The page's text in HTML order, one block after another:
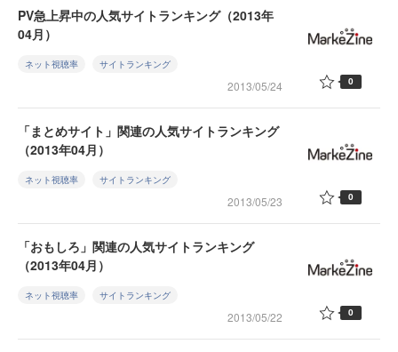
PV急上昇中の人気サイトランキング（2013年
04月）
ネット視聴率 サイトランキング
2013/05/24 0
「まとめサイト」関連の人気サイトランキング
（2013年04月）
ネット視聴率 サイトランキング
2013/05/23 0
「おもしろ」関連の人気サイトランキング
（2013年04月）
ネット視聴率 サイトランキング
2013/05/22 0